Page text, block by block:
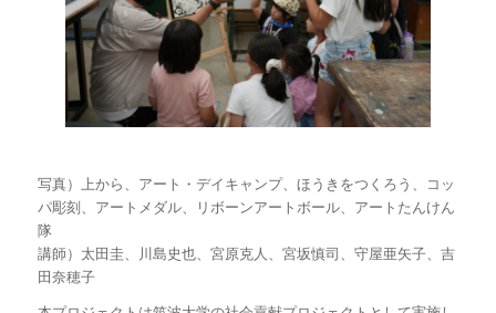
写真）上から、アート・デイキャンプ、ほうきをつくろう、コッ
パ彫刻、アートメダル、リボーンアートボール、アートたんけん
隊
講師）太田圭、川島史也、宮原克人、宮坂慎司、守屋亜矢子、吉
田奈穂子